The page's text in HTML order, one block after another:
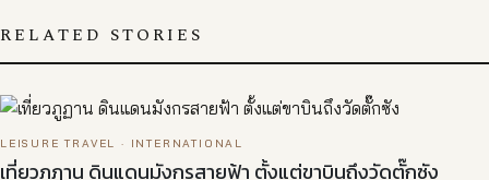
RELATED STORIES
LEISURE TRAVEL · INTERNATIONAL
เที่ยวภูฏาน ดินแดนมังกรสายฟ้า ตั้งแต่ขาบินถึงวัดตั๊กซัง